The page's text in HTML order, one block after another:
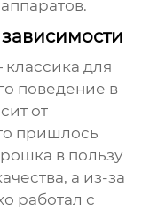
для
поведение в
от
пришлось
в пользу
а из-за
работал с